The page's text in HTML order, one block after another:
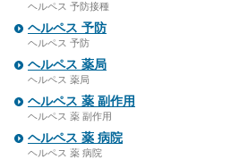
ヘルペス 予防接種
ヘルペス 予防
ヘルペス 予防
ヘルペス 薬局
ヘルペス 薬局
ヘルペス 薬 副作用
ヘルペス 薬 副作用
ヘルペス 薬 病院
ヘルペス 薬 病院